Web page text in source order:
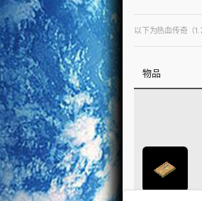
以下为热血传奇（
物品